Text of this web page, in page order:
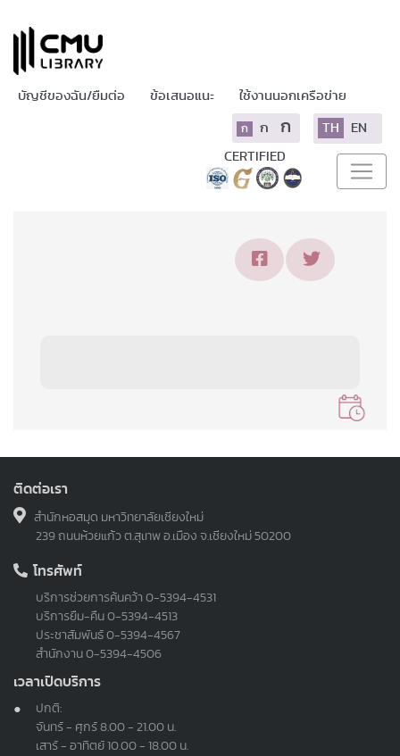
บัญชีของฉัน/ยืมต่อ ข้อเสนอแนะ ใช้งานนอกเครือข่าย
ก ก ก TH EN
CERTIFIED
ติดต่อเรา
สำนักหอสมุด มหาวิทยาลัยเชียงใหม่
239 ถนนห้วยแก้ว ต.สุเทพ อ.เมือง จ.เชียงใหม่ 50200
โทรศัพท์
บริการช่วยการค้นคว้า 0-5394-4531
บริการยืม-คืน 0-5394-4513
ประชาสัมพันธ์ 0-5394-4567
สำนักงาน 0-5394-4506
เวลาเปิดบริการ
ปกติ:
จันทร์ - ศุกร์ 8.00 - 21.00 น.
เสาร์ - อาทิตย์ 10.00 - 18.00 น.